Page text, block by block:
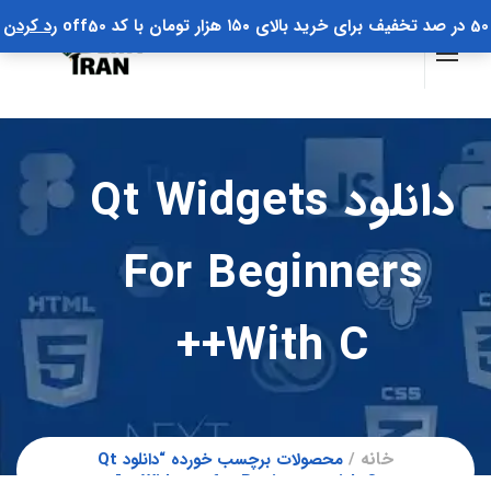
50 در صد تخفیف برای خرید بالای ۱۵۰ هزار تومان با کد off50 رد کردن
دانلود Qt Widgets
For Beginners
With C++
خانه
محصولات برچسب خورده “دانلود Qt
Widgets for Beginners with C++”